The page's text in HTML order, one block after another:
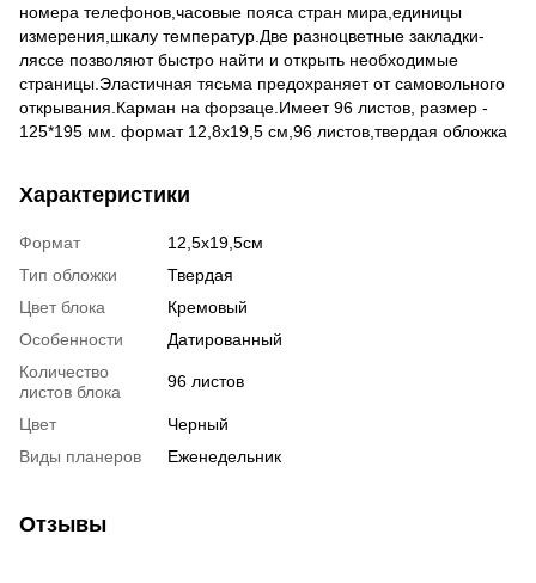
номера телефонов,часовые пояса стран мира,единицы
измерения,шкалу температур.Две разноцветные закладки-
ляссе позволяют быстро найти и открыть необходимые
страницы.Эластичная тясьма предохраняет от самовольного
открывания.Карман на форзаце.Имеет 96 листов, размер -
125*195 мм. формат 12,8х19,5 см,96 листов,твердая обложка
Характеристики
Формат
12,5х19,5см
Тип обложки
Твердая
Цвет блока
Кремовый
Особенности
Датированный
Количество
листов блока
96 листов
Цвет
Черный
Виды планеров
Еженедельник
Отзывы